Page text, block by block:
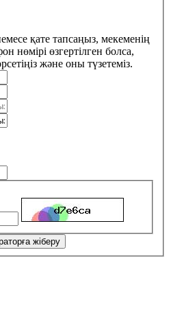
қате тапсаңыз, мекеменің
нөмірі өзгертілген болса,
және оны түзетеміз.
жіберу